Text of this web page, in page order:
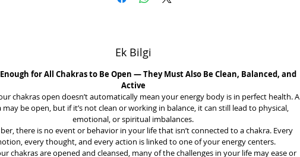
Ek Bilgi
for All Chakras to Be Open — They Must Also Be Clean, Balanced, and
Active
chakras open doesn’t automatically mean your energy body is in perfect health. A
may be open, but if it’s not clean or working in balance, it can still lead to physical,
emotional, or spiritual imbalances.
there is no event or behavior in your life that isn’t connected to a chakra. Every
every thought, and every action is linked to one of your energy centers.
chakras are opened and cleansed, many of the challenges in your life may ease or